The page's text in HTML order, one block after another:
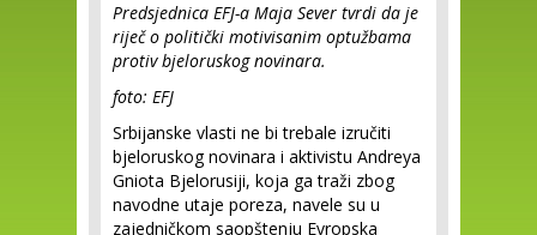
Predsjednica EFJ-a Maja Sever tvrdi da je
riječ o politički motivisanim optužbama
protiv bjeloruskog novinara.
foto: EFJ
Srbijanske vlasti ne bi trebale izručiti
bjeloruskog novinara i aktivistu Andreya
Gniota Bjelorusiji, koja ga traži zbog
navodne utaje poreza, navele su u
zajedničkom saopštenju Evropska